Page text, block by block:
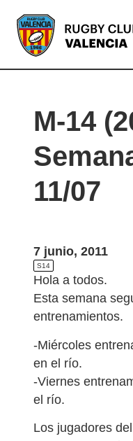
M-14
11/07
7 junio, 2011
S14
Hola a todos.
Esta semana
entrenamientos.
-Miércoles
en el río.
-Viernes
el río.
Los jugadores